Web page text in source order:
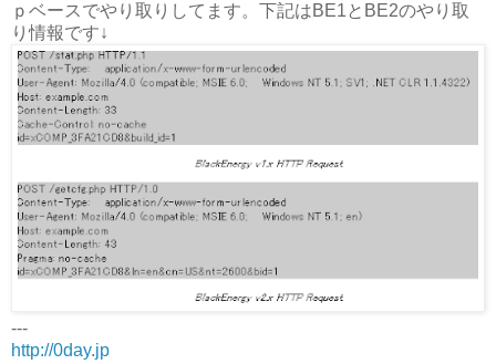
ｐベースでやり取りしてます。下記はBE1とBE2のやり取
り情報です↓
---
http://0day.jp